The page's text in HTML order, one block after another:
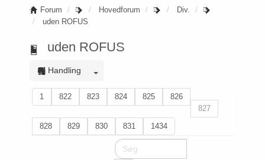
Forum Hovedforum
Div.
uden ROFUS
uden ROFUS
Handling
1 822 823 824 825
826
827
828
829 830 831 1434